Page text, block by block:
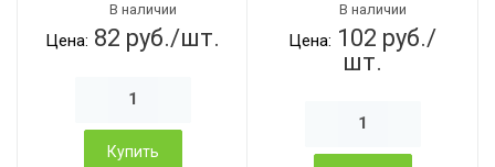
В наличии
Цена: 82 руб./шт.
Купить
В наличии
Цена: 102 руб./
шт.